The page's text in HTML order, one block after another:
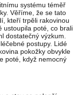
systému téměř
Věříme, že se tato
kteří trpěli rakovinou
ustoupila poté, co brali
dostatečný výzkum.
postupy. Lidé
pokožky obvykle
poté, když nemocný